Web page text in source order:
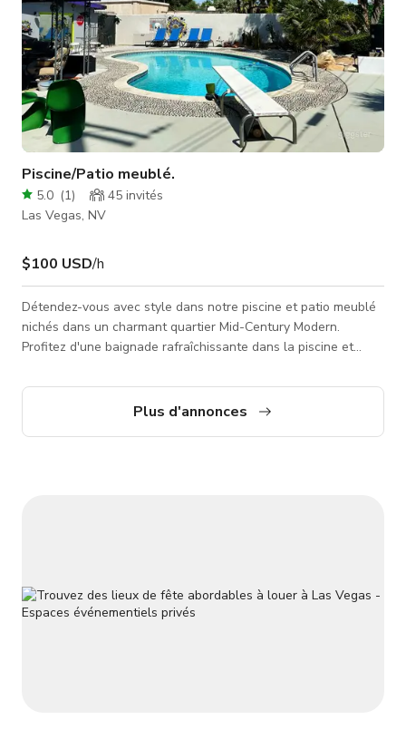
Piscine/Patio meublé.
5.0 (1) 45 invités
Las Vegas, NV
$100 USD/h
Détendez-vous avec style dans notre piscine et patio meublé
nichés dans un charmant quartier Mid-Century Modern.
Profitez d'une baignade rafraîchissante dans la piscine et
créant un parfait mélange de confort moderne et charme
Plus d'annonces